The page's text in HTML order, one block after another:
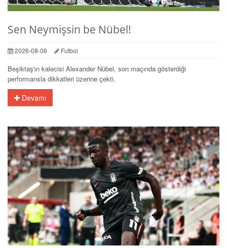
Sen Neymişsin be Nübel!
2026-08-06 Futbol
Beşiktaş'ın kalecisi Alexander Nübel, son maçında gösterdiği
performansla dikkatleri üzerine çekti.
Devamı